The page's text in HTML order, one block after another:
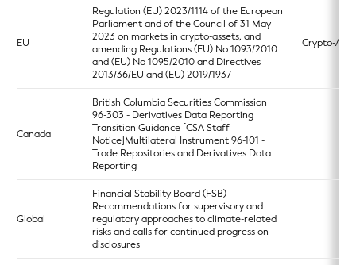
EU
Regulation (EU) 2023/1114 of the European
Parliament and of the Council of 31 May
2023 on markets in crypto-assets, and
amending Regulations (EU) No 1093/2010
and (EU) No 1095/2010 and Directives
2013/36/EU and (EU) 2019/1937
Crypto-
Canada
British Columbia Securities Commission
96-303 - Derivatives Data Reporting
Transition Guidance [CSA Staff
Notice]Multilateral Instrument 96-101 -
Trade Repositories and Derivatives Data
Reporting
Global
Financial Stability Board (FSB) -
Recommendations for supervisory and
regulatory approaches to climate-related
risks and calls for continued progress on
disclosures